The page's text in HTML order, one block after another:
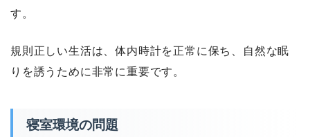
す。
規則正しい生活は、体内時計を正常に保ち、自然な眠
りを誘うために非常に重要です。
寝室環境の問題